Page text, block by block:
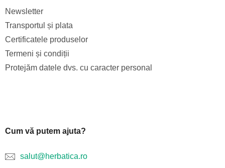
Newsletter
Transportul și plata
Certificatele produselor
Termeni și condiții
Protejăm datele dvs. cu caracter personal
Cum vă putem ajuta?
salut@herbatica.ro